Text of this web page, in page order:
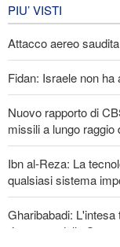
PIU’ VISTI
Attacco aereo
Fidan: Israele non
Nuovo rapporto di
missili a lungo raggio
Ibn al-Reza: La
qualsiasi sistema
Gharibabadi:
riapertura dello